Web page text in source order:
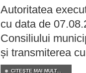
Autoritatea
cu data de
Consiliului
și transmiterea
CITEŞTE MAI MULT...